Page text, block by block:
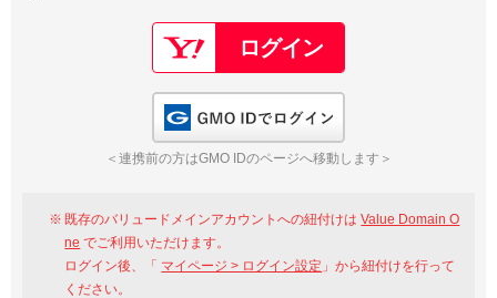
Google
GMO ID Amazon
※AmazonはValue Domain Oneのログイン画面へ遷移します
以下でも登録可能
Google Yahoo!
GMO ID
＜連携前の方はGMO IDのページへ移動します＞
既存のバリュードメインアカウントへの紐付けはValue Domain O
ne でご利用いただけます。
ログイン後、「 マイページ > ログイン設定 」から紐付けを行って
ください。